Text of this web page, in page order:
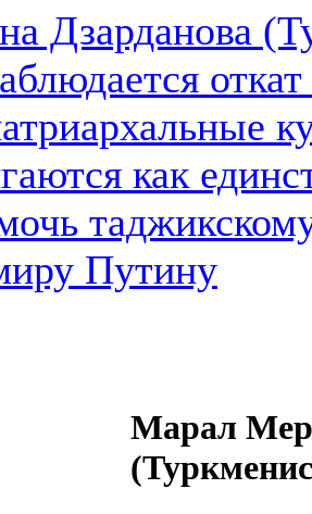
Дзарданова
как
Путину
Марал
(